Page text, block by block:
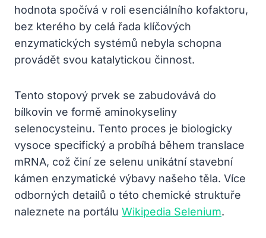
hodnota spočívá v roli esenciálního kofaktoru,
bez kterého by celá řada klíčových
enzymatických systémů nebyla schopna
provádět svou katalytickou činnost.
Tento stopový prvek se zabudovává do
bílkovin ve formě aminokyseliny
selenocysteinu. Tento proces je biologicky
vysoce specifický a probíhá během translace
mRNA, což činí ze selenu unikátní stavební
kámen enzymatické výbavy našeho těla. Více
odborných detailů o této chemické struktuře
naleznete na portálu Wikipedia Selenium.